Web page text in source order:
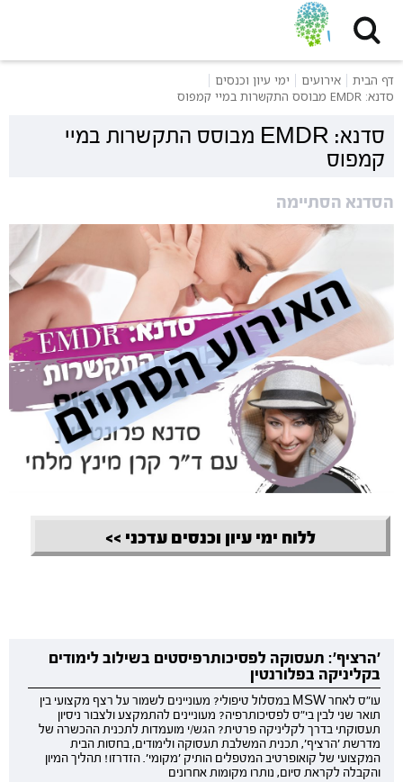
דף הבית אירועים
ימי עיון וכנסים
סדנא: EMDR מבוסס התקשרות במיי קמפוס
סדנא: EMDR מבוסס התקשרות במיי
קמפוס
הסדנא הסתיימה
ללוח ימי עיון וכנסים עדכני >>
'הרציף': תעסוקה לפסיכותרפיסטים בשילוב לימודים
בקליניקה בפלורנטין
עו"ס לאחר MSW במסלול טיפולי? מעוניינים לשמור על רצף מקצועי בין
תואר שני לבין בי"ס לפסיכותרפיה? מעוניינים להתמקצע ולצבור ניסיון
תעסוקתי בדרך לקליניקה פרטית? הגש/י מועמדות לתכנית ההכשרה של
מדרשת 'הרציף', תכנית המשלבת תעסוקה ולימודים, בחסות הבית
המקצועי של קואופרטיב המטפלים הותיק 'מקומי'. הזדרזו! תהליך המיון
והקבלה לקראת סיום, נותרו מקומות אחרונים